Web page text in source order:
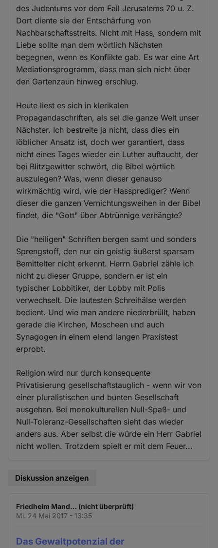
des Judentums vor dem Fall Jerusalems 70 u. Z.
Dort diente sie der Entschärfung von
Nachbarschaftsstreits. Nicht mit Hass, sondern mit
Liebe sollte man dem wörtlich Nächsten
begegnen, wenn es Konflikte gab. Es war eine Art
Mediationsprogramm, dass man sich nicht über
den Gartenzaun hinweg erschlug.
Heute liest es sich in klerikalen
Propagandaschriften, als sei die ganze Welt unser
Nächster. Ich bestreite ja nicht, dass dies ein
löblicher Ansatz ist, doch wer garantiert, dass
nicht eines Tages wieder ein Luther auftaucht, der
bei Blitzgewitter schwört, die Bibel wörtlich
auszulegen? Was, wenn dieser genauso
wirkmächtig wird, wie der Hassprediger? Wenn
dieser die ganzen Vernichtungsweihen in der Bibel
findet, die "Gott" über Abtrünnige verhängte?
Die "heiligen" Schriften bergen samt und sonders
Sprengstoff, den nur ein geistig äußerst sparsam
Bemittelter nicht erkennt. Herrn Gabriel zähle ich
nicht zu dieser Gruppe, sondern er ist ein
typischer Lobbitiker, der Lobby mit Polis
verwechselt. Die lautesten Schreihälse werden
bedient. Und wie man andere niederbrüllt, haben
gerade die Kirchen, Moscheen und auch
Synagogen in einem elend langen Praxistest
erprobt.
Religion wird nur durch konsequente
Privatisierung gesellschaftstauglich - wenn wir von
einer pluralistischen und bunten Gesellschaft
ausgehen. Bei monokulturellen Null-Spaß- und
Null-Toleranz-Gesellschaften sieht das wieder
anders aus. Aber selbst die würde ein Herr Gabriel
nicht wollen. Trotzdem spielt er mit dem Feuer...
Diskussion anzeigen
Friedhelm Mand… (nicht überprüft)
Mi. 24 Mai 2017 - 13:35
Das Gewaltpotenzial der